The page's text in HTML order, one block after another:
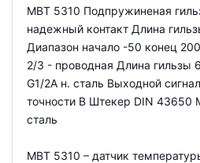
MBT 5310 Подпружиненая
надежный контакт Длина
Диапазон начало -50 конец
2/3 - проводная Длина гильзы
G1/2A н. сталь Выходной
точности B Штекер DIN 43650
сталь
MBT 5310 – датчик